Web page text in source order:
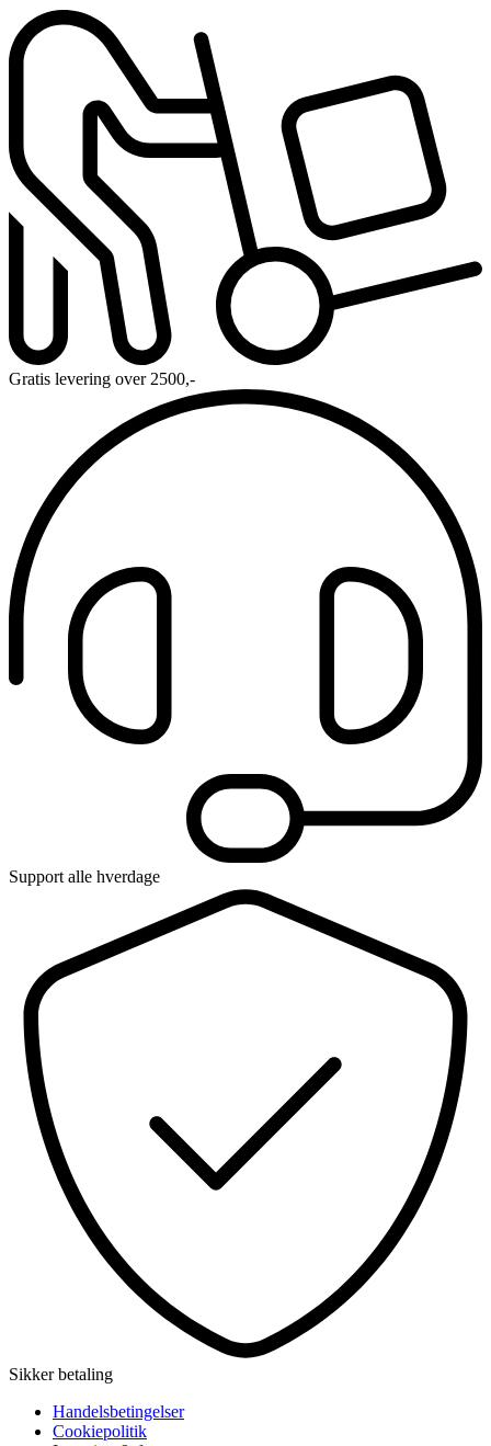
Gratis levering over 2500,-
Support alle hverdage
Sikker betaling
Handelsbetingelser
Cookiepolitik